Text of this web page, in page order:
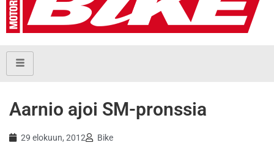
Aarnio ajoi SM-pronssia
29 elokuun, 2012 Bike